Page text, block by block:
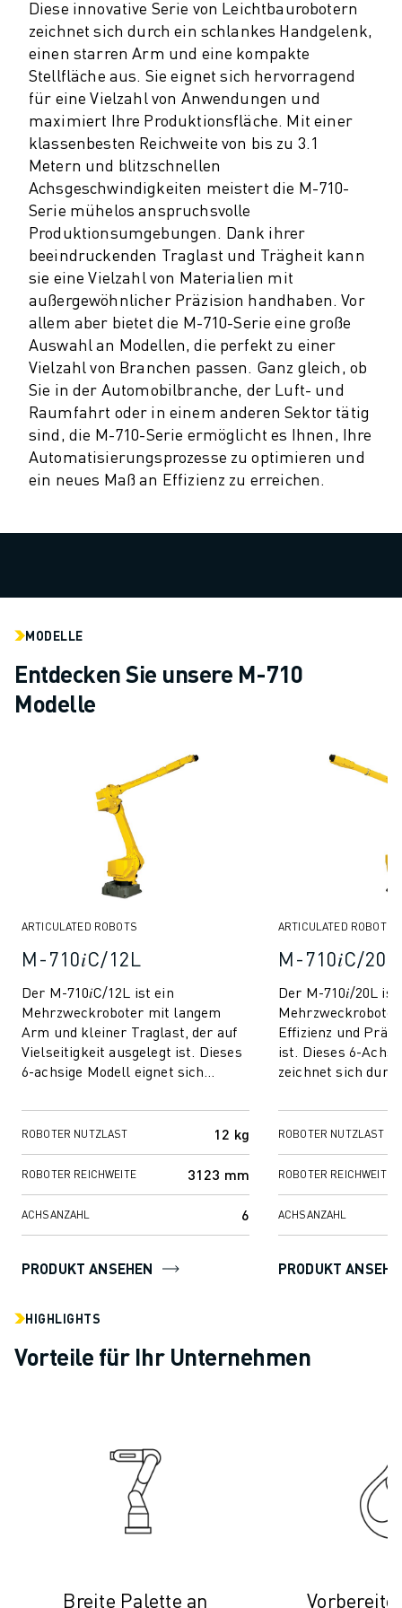
FALLBEISPIELE
LÖSUNGEN
BRANCHEN
ALLE BRANCHEN
LUFT- UND RAUMFAHRT
AUTOMOBIL
ELEKTRISCHE FAHRZEUGE
ELEKTRONIK
LEBENSMITTEL UND GETRÄNKE
MEDIZIN
KUNSTSTOFFE
LAGERHALTUNG, LOGISTIK, POST & PAKET
APPLIKATIONEN
ALLE APPLIKATIONEN
5-ACHS-BEARBEITUNG
LICHTBOGENSCHWEISSEN
MONTAGE
CNC-SCHLEIFEN
CNC-FRÄSEN
CNC-DREHEN
HOCHGESCHWINDIGKEITSBOHREN UND -GEWINDESCHNEIDEN
MASCHINENBEDIENUNG
PUNKTSCHWEISSEN
DRAHTERODIERMASCHINE
FALLBEISPIELE
FIELD & WARTUNG
TECHNISCHE FERNUNTERSTÜTZUNG
WIEDERAUFBEREITUNG
DIGITALE SERVICE TOOLS
DOWNLOAD CENTER » MYFANUC
TRAINING & AUSBILDUNG
BRANCHEN-LÖSUNGEN
LÖSUNGEN FÜR DIE AUSBILDUNG
WORLDSKILLS & YOUNG TALENTS
BILDUNGSVERANSTALTUNGEN
EVENTS
BILDUNGSVERANSTALTUNGEN
ÜBER FANUC
FANUC IN EUROPA
UNSERE STANDORTE
JETZT BEWERBEN » KARRIEREPORTAL
Diese innovative Serie von Leichtbaurobotern
zeichnet sich durch ein schlankes Handgelenk,
einen starren Arm und eine kompakte
Stellfläche aus. Sie eignet sich hervorragend
für eine Vielzahl von Anwendungen und
maximiert Ihre Produktionsfläche. Mit einer
klassenbesten Reichweite von bis zu 3.1
Metern und blitzschnellen
Achsgeschwindigkeiten meistert die M-710-
Serie mühelos anspruchsvolle
Produktionsumgebungen. Dank ihrer
beeindruckenden Traglast und Trägheit kann
sie eine Vielzahl von Materialien mit
außergewöhnlicher Präzision handhaben. Vor
allem aber bietet die M-710-Serie eine große
Auswahl an Modellen, die perfekt zu einer
Vielzahl von Branchen passen. Ganz gleich, ob
Sie in der Automobilbranche, der Luft- und
Raumfahrt oder in einem anderen Sektor tätig
sind, die M-710-Serie ermöglicht es Ihnen, Ihre
Automatisierungsprozesse zu optimieren und
ein neues Maß an Effizienz zu erreichen.
MODELLE
Entdecken Sie unsere M-710
Modelle
ARTICULATED ROBOTS
M-710𝑖C/12L
Der M-710𝑖C/12L ist ein
Mehrzweckroboter mit langem
Arm und kleiner Traglast, der auf
Vielseitigkeit ausgelegt ist. Dieses
6-achsige Modell eignet sich
mittlerer Traglast...
ROBOTER NUTZLAST 12 kg
ROBOTER REICHWEITE 3123 mm
ACHSANZAHL 6
PRODUKT ANSEHEN
ARTICULATED ROBOTS
M-710𝑖C/20L
Der M-710𝑖/20L
Effizienz und
ist. Dieses 6-
zeichnet sich
und eine kompa...
ROBOTER NUTZLAST
ROBOTER REICHWEITE
ACHSANZAHL
PRODUKT
HIGHLIGHTS
Vorteile für Ihr Unternehmen
Breite Palette an